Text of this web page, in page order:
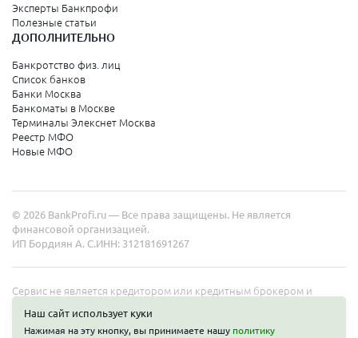
Эксперты Банкпрофи
Полезные статьи
ДОПОЛНИТЕЛЬНО
Банкротство физ. лиц
Список банков
Банки Москва
Банкоматы в Москве
Терминалы Элекснет Москва
Реестр МФО
Новые МФО
© 2026 BankProfi.ru — Все права защищены. Не является
финансовой организацией.
ИП Бордиян А. С.ИНН: 312181691267
Сервис не является кредитором или кредитным брокером и
на сайте не является публичной офертой. Полные условия услуг
уточняйте на сайте организаций.
Наш сайт использует куки
Нажимая на эту кнопку, вы принимаете нашу политику